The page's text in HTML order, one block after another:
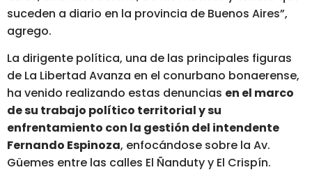
suceden a diario en la provincia de Buenos Aires”,
agrego.
La dirigente política, una de las principales figuras
de La Libertad Avanza en el conurbano bonaerense,
ha venido realizando estas denuncias en el marco
de su trabajo político territorial y su
enfrentamiento con la gestión del intendente
Fernando Espinoza, enfocándose sobre la Av.
Güemes entre las calles El Ñanduty y El Crispín.